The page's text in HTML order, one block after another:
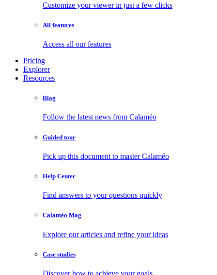
Customize your viewer in just a few clicks
All features
Access all our features
Pricing
Explorer
Resources
Blog
Follow the latest news from Calaméo
Guided tour
Pick up this document to master Calaméo
Help Center
Find answers to your questions quickly
Calaméo Mag
Explore our articles and refine your ideas
Case studies
Discover how to achieve your goals